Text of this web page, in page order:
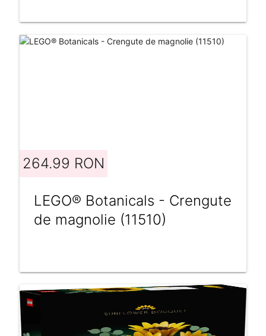
264.99 RON
LEGO® Botanicals - Crengute
de magnolie (11510)